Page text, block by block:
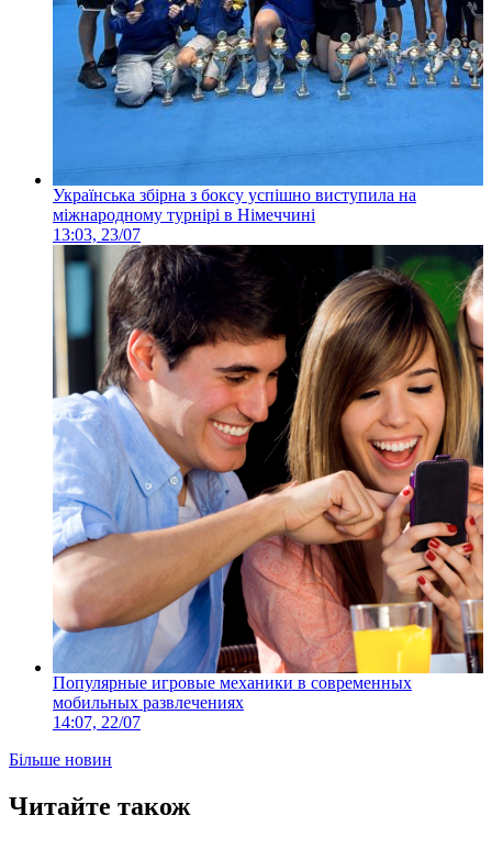
Українська збірна з боксу успішно виступила на
міжнародному турнірі в Німеччині
13:03, 23/07
Популярные игровые механики в современных
мобильных развлечениях
14:07, 22/07
Більше новин
Читайте також